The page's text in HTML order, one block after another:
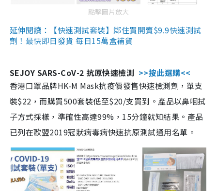
點擊圖片放大
延伸閱讀：【快速測試套裝】鄰住買開賣$9.9快速測試
劑！最快即日發貨 每日15萬盒補貨
SEJOY SARS-CoV-2 抗原快速檢測 >>按此選購<<
香港口罩品牌HK-M Mask抗疫價發售快速檢測劑，單支
裝$22，而購買500套裝低至$20/支買到。產品以鼻咽拭
子方式採樣，準確性高達99%，15分鐘就知結果。產品
已列在歐盟2019冠狀病毒病快速抗原測試通用名單。